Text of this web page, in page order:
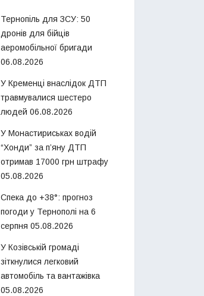
Тернопіль для ЗСУ: 50
дронів для бійців
аеромобільної бригади
06.08.2026
У Кременці внаслідок ДТП
травмувалися шестеро
людей 06.08.2026
У Монастириськах водій
“Хонди” за п’яну ДТП
отримав 17000 грн штрафу
05.08.2026
Спека до +38°: прогноз
погоди у Тернополі на 6
серпня 05.08.2026
У Козівській громаді
зіткнулися легковий
автомобіль та вантажівка
05.08.2026